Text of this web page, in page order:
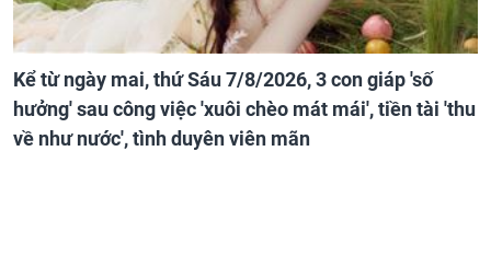
Kể từ ngày mai, thứ Sáu 7/8/2026, 3 con giáp 'số
hưởng' sau công việc 'xuôi chèo mát mái', tiền tài 'thu
về như nước', tình duyên viên mãn